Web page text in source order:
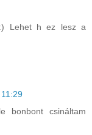
Lehet h ez lesz a
bonbont csináltam